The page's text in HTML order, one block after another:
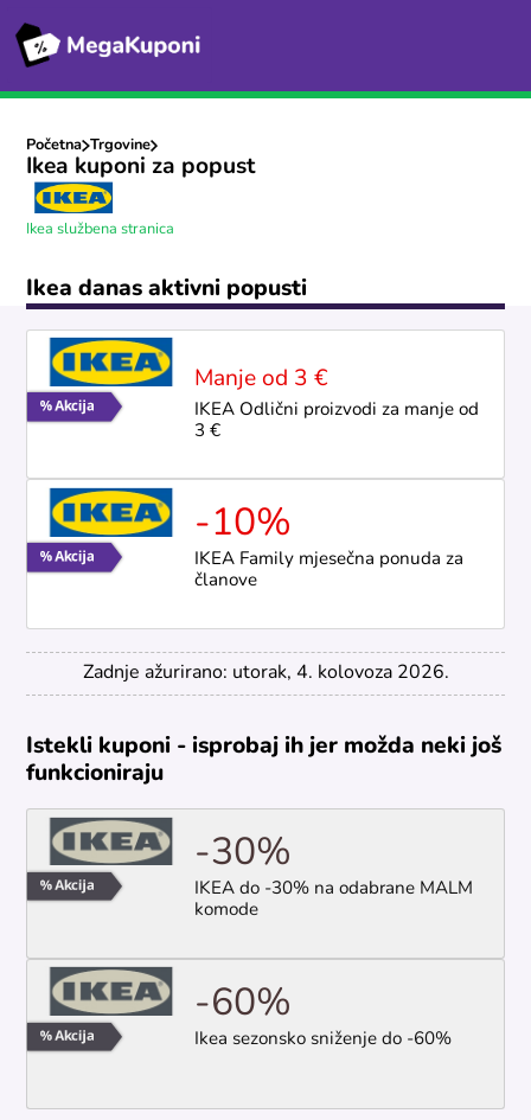
Početna Trgovine
Ikea kuponi za popust
Ikea službena stranica
Ikea danas aktivni popusti
Manje od 3 €
IKEA Odlični proizvodi za manje od
3 €
-10%
IKEA Family mjesečna ponuda za
članove
Zadnje ažurirano: utorak, 4. kolovoza 2026.
Istekli kuponi - isprobaj ih jer možda neki još
funkcioniraju
-30%
IKEA do -30% na odabrane MALM
komode
-60%
Ikea sezonsko sniženje do -60%